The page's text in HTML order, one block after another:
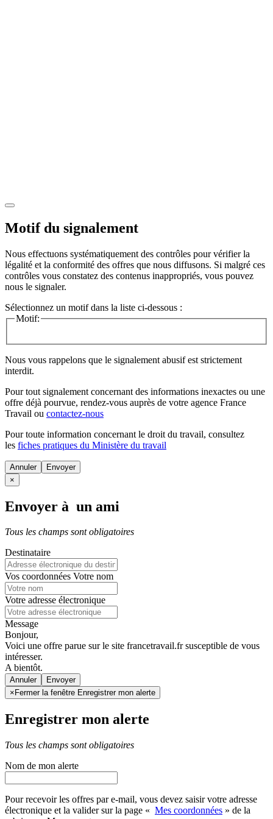
Motif du signalement
Nous effectuons systématiquement des contrôles pour vérifier la
légalité et la conformité des offres que nous diffusons. Si malgré ces
contrôles vous constatez des contenus inappropriés, vous pouvez
nous le signaler.
Sélectionnez un motif dans la liste ci-dessous :
Motif:
Nous vous rappelons que le signalement abusif est strictement
interdit.
Pour tout signalement concernant des informations inexactes ou une
offre déjà pourvue, rendez-vous auprès de votre agence France
Travail ou contactez-nous
Pour toute information concernant le droit du travail, consultez
les fiches pratiques du Ministère du travail
Annuler
×
Envoyer à un ami
Tous les champs sont obligatoires
Destinataire
Vos coordonnées Votre nom
Votre adresse électronique
Message
Bonjour,
Voici une offre parue sur le site francetravail.fr susceptible de vous
intéresser.
A bientôt.
Annuler
× Fermer la fenêtre Enregistrer mon alerte
Enregistrer mon alerte
Tous les champs sont obligatoires
Nom de mon alerte
Pour recevoir les offres par e-mail, vous devez saisir votre adresse
électronique et la valider sur la page « Mes coordonnées » de la